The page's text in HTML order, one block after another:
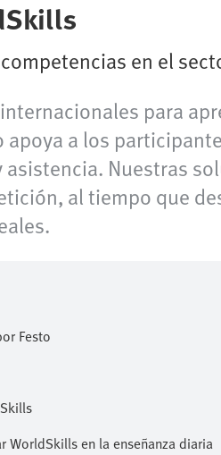
en el
para
a los
Nuestras
al tiempo que
Festo
en la enseñanza diaria